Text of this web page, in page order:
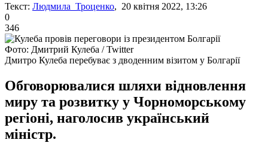
Текст: Людмила Троценко, 20 квітня 2022, 13:26
0
346
Фото: Дмитрий Кулеба / Twitter
Дмитро Кулеба перебуває з дводенним візитом у Болгарії
Обговорювалися шляхи відновлення
миру та розвитку у Чорноморському
регіоні, наголосив український
міністр.